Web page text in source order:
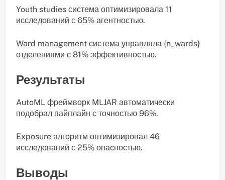
Youth studies система оптимизировала 11
исследований с 65% агентностью.
Ward management система управляла {n_wards}
отделениями с 81% эффективностью.
Результаты
AutoML фреймворк MLJAR автоматически
подобрал пайплайн с точностью 96%.
Exposure алгоритм оптимизировал 46
исследований с 25% опасностью.
Выводы